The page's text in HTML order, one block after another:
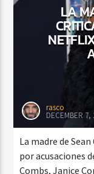
LA
rasco
DECEMBER 7,
La madre de
por acusaciones
Combs, Janice